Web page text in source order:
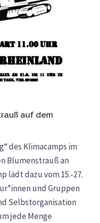
auf dem
des Klimacamps im
Blumenstrauß an
lädt dazu vom 15.-27.
und Gruppen
Selbstorganisation
jede Menge